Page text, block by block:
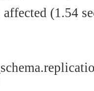
(1.54